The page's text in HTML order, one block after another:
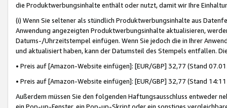
die Produktwerbungsinhalte enthält oder nutzt, damit wir Ihre
(i) Wenn Sie seltener als stündlich Produktwerbungsinhalte aus
Anwendung angezeigten Produktwerbungsinhalte aktualisieren,
Datums-/Uhrzeitstempel einfügen. Wenn Sie jedoch die in Ihrer
und aktualisiert haben, kann der Datumsteil des Stempels entfallen.
• Preis auf [Amazon-Website einfügen]: [EUR/GBP] 32,77 (Stand
• Preis auf [Amazon-Website einfügen]: [EUR/GBP] 32,77 (Stand
Außerdem müssen Sie den folgenden Haftungsausschluss entweder
ein Pop-up-Fenster, ein Pop-up-Skript oder ein sonstiges